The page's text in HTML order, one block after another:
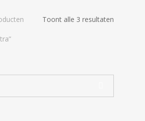
Toont alle 3 resultaten